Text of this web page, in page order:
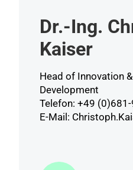
Dr.-Ing.
Kaiser
Head of Innovation
Development
Telefon: +49
E-Mail: